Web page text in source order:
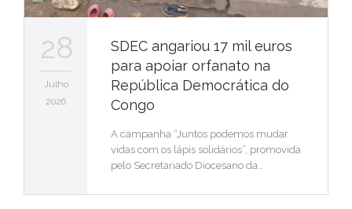
28
Julho
2026
SDEC angariou 17 mil euros
para apoiar orfanato na
República Democrática do
Congo
A campanha “Juntos podemos mudar
vidas com os lápis solidários”, promovida
pelo Secretariado Diocesano da…